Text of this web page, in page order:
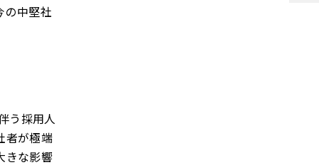
の中堅社
う採用人
者が極端
きな影響